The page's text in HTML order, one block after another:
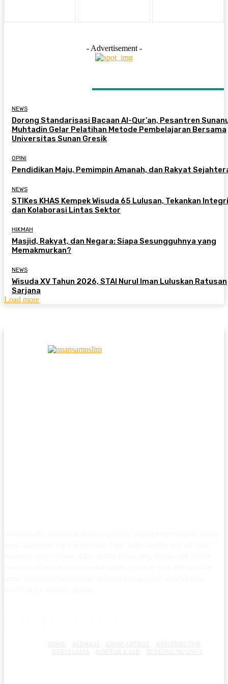
- Advertisement -
NEWS
Dorong Standarisasi Bacaan Al-Qur’an, Pesantren
Muhtadin Gelar Pelatihan Metode Pembelajaran Bersama
Universitas Sunan Gresik
OPINI
Pendidikan Maju, Pemimpin Amanah, dan Rakyat
NEWS
STIKes KHAS Kempek Wisuda 65 Lulusan, Tekankan
dan Kolaborasi Lintas Sektor
HIKMAH
Masjid, Rakyat, dan Negara: Siapa Sesungguhnya yang
Memakmurkan?
NEWS
Wisuda XV Tahun 2026, STAI Nurul Iman Luluskan Ratusan
Sarjana
Load more